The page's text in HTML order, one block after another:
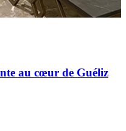
au cœur de Guéliz